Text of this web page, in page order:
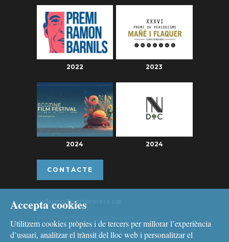
2022 2023
2024 2024
CONTACTE
redaccio@portaenrere.cat
Telèfon: 626 26 19 93
Accepta cookies
Utilitzem cookies pròpies i de tercers per millorar l’experiència
d’usuari, analitzar el trànsit del lloc web i personalitzar el